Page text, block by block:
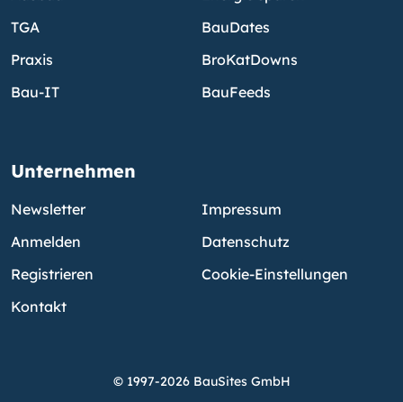
TGA
Praxis
Bau-IT
BauDates
BroKatDowns
BauFeeds
Unternehmen
Newsletter
Anmelden
Registrieren
Kontakt
Impressum
Datenschutz
Cookie-Einstellungen
© 1997-2026 BauSites GmbH